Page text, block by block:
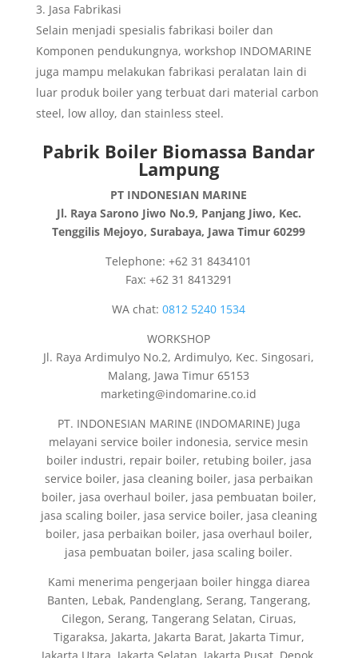
Jasa Fabrikasi
Selain menjadi spesialis fabrikasi boiler dan
Komponen pendukungnya, workshop INDOMARINE
juga mampu melakukan fabrikasi peralatan lain di
luar produk boiler yang terbuat dari material carbon
steel, low alloy, dan stainless steel.
Pabrik Boiler Biomassa Bandar
Lampung
PT INDONESIAN MARINE
Jl. Raya Sarono Jiwo No.9, Panjang Jiwo, Kec.
Tenggilis Mejoyo, Surabaya, Jawa Timur 60299
Telephone: +62 31 8434101
Fax: +62 31 8413291
WA chat:0812 5240 1534
WORKSHOP
Jl. Raya Ardimulyo No.2, Ardimulyo, Kec. Singosari,
Malang, Jawa Timur 65153
marketing@indomarine.co.id
PT. INDONESIAN MARINE (INDOMARINE) Juga
melayani service boiler indonesia, service mesin
boiler industri, repair boiler, retubing boiler, jasa
service boiler, jasa cleaning boiler, jasa perbaikan
boiler, jasa overhaul boiler, jasa pembuatan boiler,
jasa scaling boiler, jasa service boiler, jasa cleaning
boiler, jasa perbaikan boiler, jasa overhaul boiler,
jasa pembuatan boiler, jasa scaling boiler.
Kami menerima pengerjaan boiler hingga diarea
Banten, Lebak, Pandenglang, Serang, Tangerang,
Cilegon, Serang, Tangerang Selatan, Ciruas,
Tigaraksa, Jakarta, Jakarta Barat, Jakarta Timur,
Jakarta Utara, Jakarta Selatan, Jakarta Pusat, Depok,